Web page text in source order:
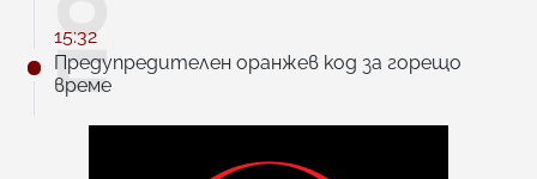
15:32
Предупредителен оранжев код за горещо
време